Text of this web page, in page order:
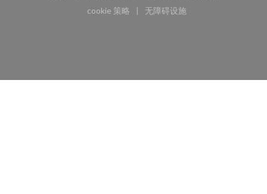
cookie 策略
((在新窗口中打开))
无障碍设施
((在新窗口中打开))